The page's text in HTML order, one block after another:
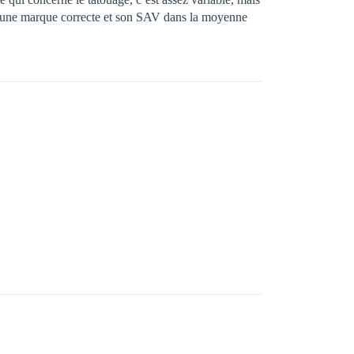
marque correcte et son SAV dans la moyenne